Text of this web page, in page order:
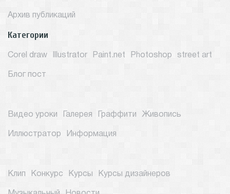
Архив публикаций
Категории
Corel draw Illustrator Paint.net Photoshop street art
Блог пост
Видео уроки Галерея Граффити Живопись
Иллюстратор Информация
Клип Конкурс Курсы Курсы дизайнеров